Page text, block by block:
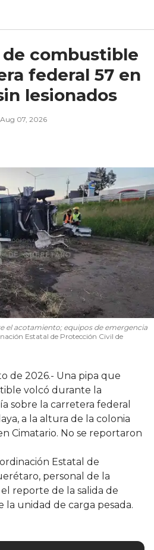
combustible
federal 57 en
lesionados
Aug 07, 2026
el acotamiento; equipos de emergencia
Estatal de Protección Civil de
de 2026.- Una pipa que
volcó durante la
sobre la carretera federal
a la altura de la colonia
Cimatario. No se reportaron
Estatal de
personal de la
reporte de la salida de
la unidad de carga pesada.